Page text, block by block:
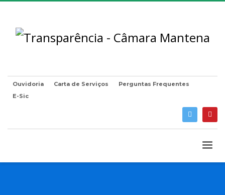
Ouvidoria Carta de Serviços
Perguntas Frequentes
E-Sic